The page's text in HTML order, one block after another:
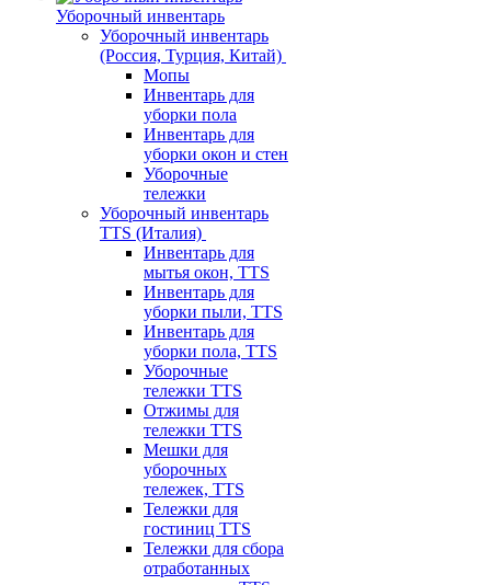
Уборочный инвентарь
Уборочный инвентарь
(Россия, Турция, Китай)
Мопы
Инвентарь для
уборки пола
Инвентарь для
уборки окон и стен
Уборочные
тележки
Уборочный инвентарь
TTS (Италия)
Инвентарь для
мытья окон, TTS
Инвентарь для
уборки пыли, TTS
Инвентарь для
уборки пола, TTS
Уборочные
тележки TTS
Отжимы для
тележки TTS
Мешки для
уборочных
тележек, TTS
Тележки для
гостиниц TTS
Тележки для сбора
отработанных